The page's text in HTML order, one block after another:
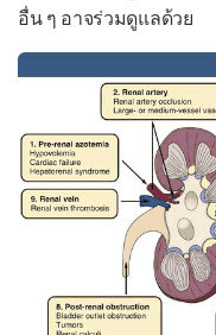
ภาวะแทร
ตกเลือดร
ตกเลือดห
น้ำเดินก่
อาการแสดง
ความดันโล
ความดันโ
ความดันโ
อื่น ๆ อาจร่วมดูแลด้วย